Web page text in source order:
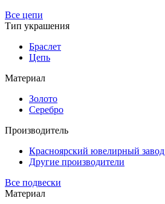
Все цепи
Тип украшения
Браслет
Цепь
Материал
Золото
Серебро
Производитель
Красноярский ювелирный завод
Другие производители
Все подвески
Материал